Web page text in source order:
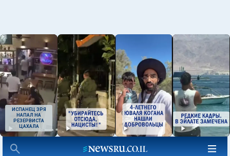
ИСПАНЕЦ ЗРЯ
НАПАЛ НА
РЕЗЕРВИСТА
ЦАХАЛА